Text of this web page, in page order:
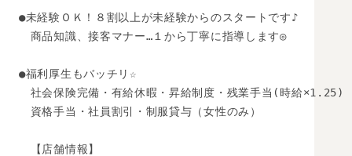
●未経験ＯＫ！８割以上が未経験からのスタートです♪
商品知識、接客マナー…１から丁寧に指導します◎
●福利厚生もバッチリ☆
社会保険完備・有給休暇・昇給制度・残業手当(時給×1.25)
資格手当・社員割引・制服貸与（女性のみ）
【店舗情報】